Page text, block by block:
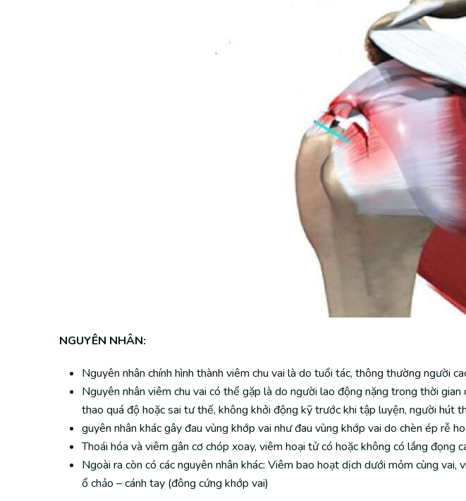
NGUYÊN NHÂN:
Nguyên nhân chính hình thành viêm chu vai là do tuổi tác, thông thường người
Nguyên nhân viêm chu vai có thể gặp là do người lao động nặng trong thời
thao quá độ hoặc sai tư thế, không khởi động kỹ trước khi tập luyện, người hút
guyên nhân khác gây đau vùng khớp vai như đau vùng khớp vai do chèn ép rễ
Thoái hóa và viêm gân cơ chóp xoay, viêm hoại tử có hoặc không có lắng đọng
Ngoài ra còn có các nguyên nhân khác: Viêm bao hoạt dịch dưới mỏm cùng
ổ chảo – cánh tay (đông cứng khớp vai)